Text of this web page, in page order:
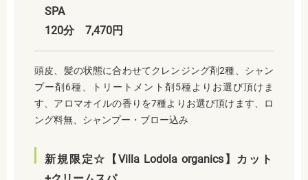
SPA
120分 7,470円
頭皮、髪の状態に合わせてクレンジング剤2種、シャン
プー剤6種、トリートメント剤5種よりお選び頂けま
す、アロマオイルの香りを7種よりお選び頂けます、ロ
ング料無、シャンプー・ブロー込み
新規限定☆【Villa Lodola organics】カット